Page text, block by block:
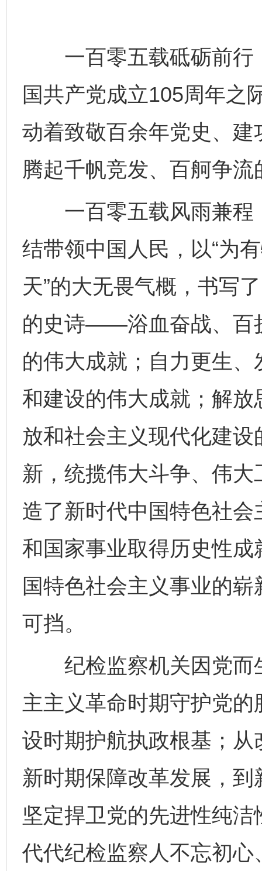
一百零五载砥砺前行
国共产党成立105周年之
动着致敬百余年党史、
腾起千帆竞发、百舸争流
一百零五载风雨兼程
结带领中国人民，以“为
天”的大无畏气概，书写
的史诗——浴血奋战、百
的伟大成就；自力更生
和建设的伟大成就；解
放和社会主义现代化建
新，统揽伟大斗争、伟
造了新时代中国特色社
和国家事业取得历史性
国特色社会主义事业的
可挡。
纪检监察机关因党而
主主义革命时期守护党
设时期护航执政根基；
新时期保障改革发展，
坚定捍卫党的先进性纯
代代纪检监察人不忘初
网上购药对药下症？
这是一记警钟！ 谢
今
习近平的博鳌关键词